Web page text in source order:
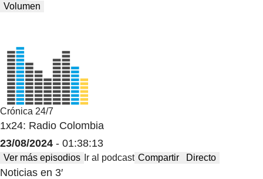
Volumen
Crónica 24/7
1x24: Radio Colombia
23/08/2024 - 01:38:13
Ver más episodios Ir al podcast Compartir Directo
Noticias en 3′